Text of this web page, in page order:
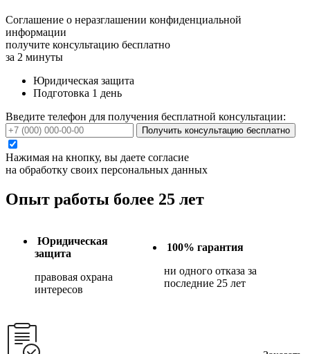
Соглашение о неразглашении конфиденциальной
информации
получите консультацию бесплатно
за 2 минуты
Юридическая защита
Подготовка 1 день
Введите телефон для получения бесплатной консультации:
Получить консультацию бесплатно
Нажимая на кнопку, вы даете согласие
на обработку своих персональных данных
Опыт работы более 25 лет
Юридическая
защита
правовая охрана
интересов
100% гарантия
ни одного отказа за
последние 25 лет